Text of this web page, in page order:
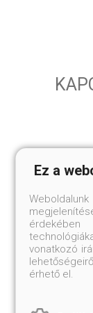
Ez a
vonatkozó
érhető el.